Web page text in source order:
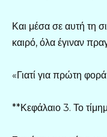
Και μέσα σε αυτή τη
καιρό, όλα έγιναν
«Γιατί για πρώτη
**Κεφάλαιο 3. Το